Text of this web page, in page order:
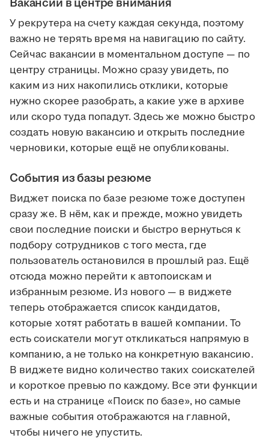
У рекрутера на счету каждая секунда, поэтому
важно не терять время на навигацию по сайту.
Сейчас вакансии в моментальном доступе — по
центру страницы. Можно сразу увидеть, по
каким из них накопились отклики, которые
нужно скорее разобрать, а какие уже в архиве
или скоро туда попадут. Здесь же можно быстро
создать новую вакансию и открыть последние
черновики, которые ещё не опубликованы.
События из базы резюме
Виджет поиска по базе резюме тоже доступен
сразу же. В нём, как и прежде, можно увидеть
свои последние поиски и быстро вернуться к
подбору сотрудников с того места, где
пользователь остановился в прошлый раз. Ещё
отсюда можно перейти к автопоискам и
избранным резюме. Из нового — в виджете
теперь отображается список кандидатов,
которые хотят работать в вашей компании. То
есть соискатели могут откликаться напрямую в
компанию, а не только на конкретную вакансию.
В виджете видно количество таких соискателей
и короткое превью по каждому. Все эти функции
есть и на странице «Поиск по базе», но самые
важные события отображаются на главной,
чтобы ничего не упустить.